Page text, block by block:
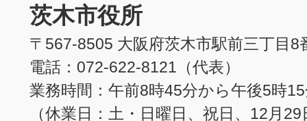
茨木市役所
〒567-8505 大阪府茨木市駅前三丁目8
電話：072-622-8121（代表）
業務時間：午前8時45分から午後5時
（休業日：土・日曜日、祝日、12月